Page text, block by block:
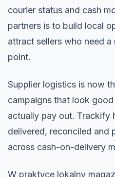
courier status and cash
partners is to build local
attract sellers who need
point.
Supplier logistics is now
campaigns that look
actually pay out. Trackify
delivered, reconciled and
across cash-on-delivery
W praktyce lokalny